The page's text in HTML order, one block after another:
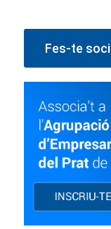
Fes-te soci